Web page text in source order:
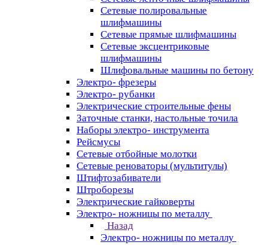
Сетевые полировальные
шлифмашины
Сетевые прямые шлифмашины
Сетевые эксцентриковые
шлифмашины
Шлифовальные машины по бетону
Электро- фрезеры
Электро- рубанки
Электрические строительные фены
Заточные станки, настольные точила
Наборы электро- инструмента
Рейсмусы
Сетевые отбойные молотки
Сетевые реноваторы (мультитулы)
Штифтозабиватели
Штроборезы
Электрические гайковерты
Электро- ножницы по металлу
Назад
Электро- ножницы по металлу